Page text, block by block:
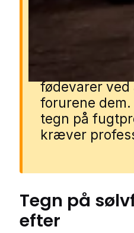
Sølvfisk kan
kan
fødevarer ved
forurene
tegn på
kræver
Tegn på
efter